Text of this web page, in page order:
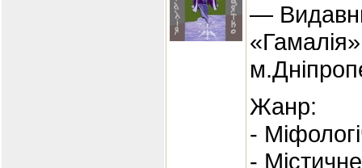
—
Жанр:
-
- Містичне